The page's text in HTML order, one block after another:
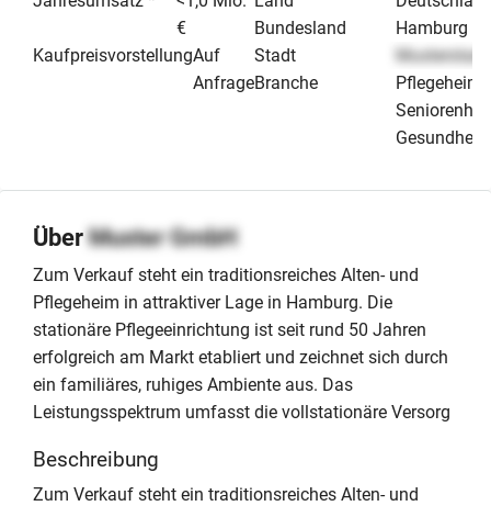
€
KaufpreisvorstellungAuf
Anfrage
Bundesland
Hamburg
Stadt
Musterstadt
Branche
Pflegeheim
ÜberMuster GmbH
Zum Verkauf steht ein traditionsreiches Alten- und
Pflegeheim in attraktiver Lage in Hamburg. Die
stationäre Pflegeeinrichtung ist seit rund 50 Jahren
erfolgreich am Markt etabliert und zeichnet sich durch
ein familiäres, ruhiges Ambiente aus. Das
Leistungsspektrum umfasst die vollstationäre Versorg
Beschreibung
Zum Verkauf steht ein traditionsreiches Alten- und